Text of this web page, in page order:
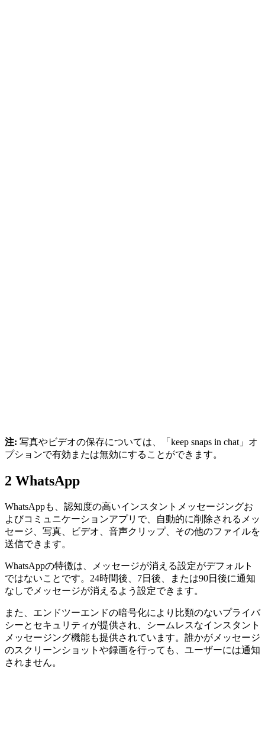
注: 写真やビデオの保存については、「keep snaps in chat」オ
プションで有効または無効にすることができます。
2 WhatsApp
WhatsAppも、認知度の高いインスタントメッセージングお
よびコミュニケーションアプリで、自動的に削除されるメッ
セージ、写真、ビデオ、音声クリップ、その他のファイルを
送信できます。
WhatsAppの特徴は、メッセージが消える設定がデフォルト
ではないことです。24時間後、7日後、または90日後に通知
なしでメッセージが消えるよう設定できます。
また、エンドツーエンドの暗号化により比類のないプライバ
シーとセキュリティが提供され、シームレスなインスタント
メッセージング機能も提供されています。誰かがメッセージ
のスクリーンショットや録画を行っても、ユーザーには通知
されません。